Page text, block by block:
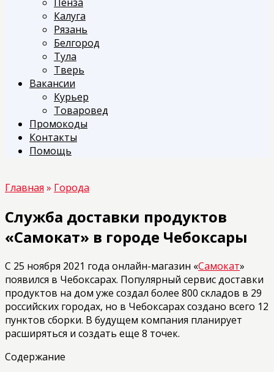
Калуга
Рязань
Белгород
Тула
Тверь
Вакансии
Курьер
Товаровед
Промокоды
Контакты
Помощь
Главная » Города
Служба доставки продуктов
«Самокат» в городе Чебоксары
С 25 ноября 2021 года онлайн-магазин «Самокат»
появился в Чебоксарах. Популярный сервис доставки
продуктов на дом уже создал более 800 складов в 29
российских городах, но в Чебоксарах создано всего 12
пунктов сборки. В будущем компания планирует
расширяться и создать еще 8 точек.
Содержание